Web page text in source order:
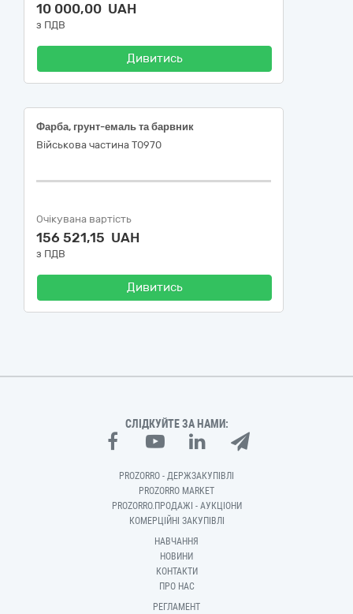
10 000,00 UAH
з ПДВ
Дивитись
Фарба, грунт-емаль та барвник
Військова частина Т0970
Очікувана вартість
156 521,15 UAH
з ПДВ
Дивитись
СЛІДКУЙТЕ ЗА НАМИ:
PROZORRO - ДЕРЖЗАКУПІВЛІ
PROZORRO MARKET
PROZORRO.ПРОДАЖІ - АУКЦІОНИ
КОМЕРЦІЙНІ ЗАКУПІВЛІ
НАВЧАННЯ
НОВИНИ
КОНТАКТИ
ПРО НАС
РЕГЛАМЕНТ